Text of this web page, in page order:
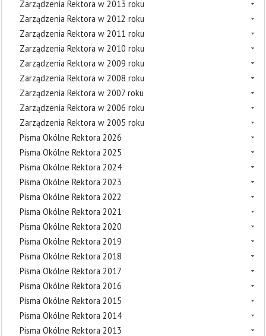
Zarządzenia Rektora w 2013 roku
Zarządzenia Rektora w 2012 roku
Zarządzenia Rektora w 2011 roku
Zarządzenia Rektora w 2010 roku
Zarządzenia Rektora w 2009 roku
Zarządzenia Rektora w 2008 roku
Zarządzenia Rektora w 2007 roku
Zarządzenia Rektora w 2006 roku
Zarządzenia Rektora w 2005 roku
Pisma Okólne Rektora 2026
Pisma Okólne Rektora 2025
Pisma Okólne Rektora 2024
Pisma Okólne Rektora 2023
Pisma Okólne Rektora 2022
Pisma Okólne Rektora 2021
Pisma Okólne Rektora 2020
Pisma Okólne Rektora 2019
Pisma Okólne Rektora 2018
Pisma Okólne Rektora 2017
Pisma Okólne Rektora 2016
Pisma Okólne Rektora 2015
Pisma Okólne Rektora 2014
Pisma Okólne Rektora 2013